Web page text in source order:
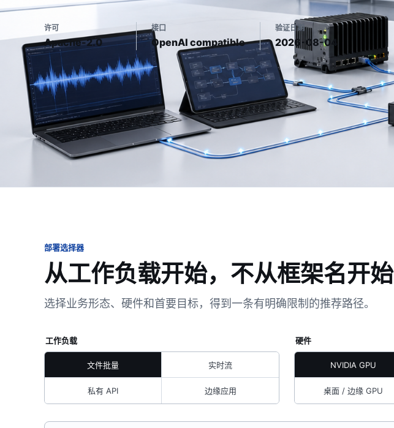
许可
Apache-2.0
接口
OpenAI compatible
验证日期
2026-08-04
部署选择器
从工作负载开始，不从框架名开始
选择业务形态、硬件和首要目标，得到一条有明确限制的推荐路径。
工作负载
文件批量 实时流
私有 API 边缘应用
硬件
NVIDIA GPU
桌面 / 边缘 GPU